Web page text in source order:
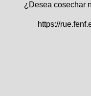
¿Desea cosechar
https://